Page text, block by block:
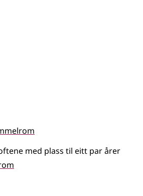
med plass til eitt par årer